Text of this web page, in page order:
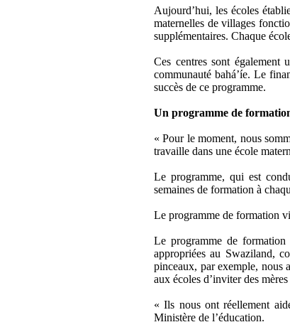
Aujourd’hui, les écoles
maternelles de villages
supplémentaires. Chaque
Ces centres sont également
communauté bahá’íe. Le
succès de ce programme.
Un programme de
« Pour le moment, nous
travaille dans une école
Le programme, qui est
semaines de formation à
Le programme de formation
Le programme de formation
appropriées au Swaziland,
pinceaux, par exemple, nous
aux écoles d’inviter des
« Ils nous ont réellement
Ministère de l’éducation.